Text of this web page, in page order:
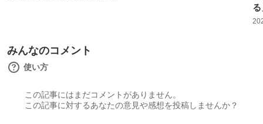
みんなのコメント
使い方
この記事にはまだコメントがありません。
この記事に対するあなたの意見や感想を投稿しませんか？